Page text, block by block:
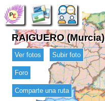
RAIGUERO (Murcia)
Ver fotos Subir foto
Foro
Comparte una ruta